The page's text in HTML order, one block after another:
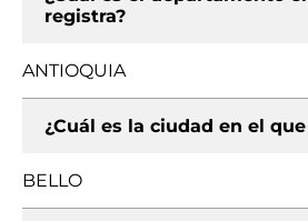
registra?
ANTIOQUIA
¿Cuál es la ciudad en el
BELLO